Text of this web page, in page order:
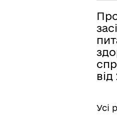
Усі